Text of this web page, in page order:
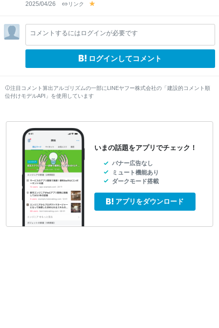
2025/04/26 リンク
lo
w
コメントするにはログインが必要です
ログインしてコメント
注目コメント算出アルゴリズムの一部にLINEヤフー株式会社の「建設的コメント順
位付けモデルAPI」を使用しています
いまの話題をアプリでチェック！
バナー広告なし
ミュート機能あり
ダークモード搭載
アプリをダウンロード